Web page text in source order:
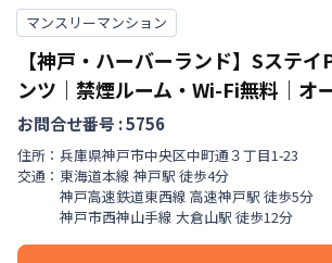
マンスリーマンション
【神戸・ハーバーランド】Sステ
ンツ｜禁煙ルーム・Wi-Fi無料｜オ
お問合せ番号 :5756
住所： 兵庫県神戸市中央区中町通３丁目1-23
交通： 東海道本線 神戸駅 徒歩4分
神戸高速鉄道東西線 高速神戸駅 徒歩5分
神戸市西神山手線 大倉山駅 徒歩12分